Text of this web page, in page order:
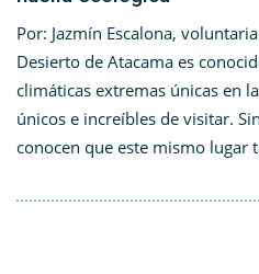
Por: Jazmín Escalona,
Desierto de Atacama es
climáticas extremas únicas en
únicos e increíbles de visitar.
conocen que este mismo lugar